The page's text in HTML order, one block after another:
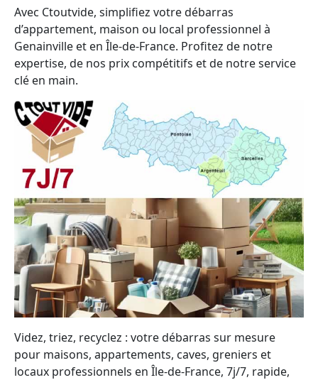
Avec Ctoutvide, simplifiez votre débarras
d’appartement, maison ou local professionnel à
Genainville et en Île-de-France. Profitez de notre
expertise, de nos prix compétitifs et de notre service
clé en main.
Videz, triez, recyclez : votre débarras sur mesure
pour maisons, appartements, caves, greniers et
locaux professionnels en Île-de-France, 7j/7, rapide,